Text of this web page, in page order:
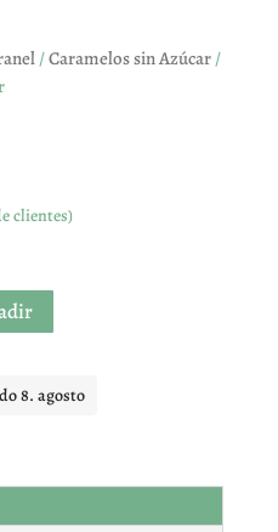
/Caramelos sin Azúcar/
clientes)
8. agosto